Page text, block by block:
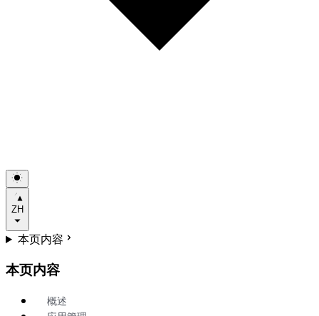
ZH
本页内容
本页内容
概述